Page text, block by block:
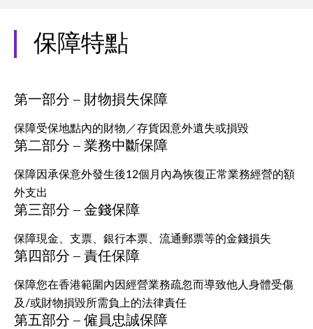
保障特點
第一部分 — 財物損失保障
保障受保地點內的財物／存貨因意外遺失或損毀
第二部分 — 業務中斷保障
保障因承保意外發生後12個月內為恢復正常業務經營的額
外支出
第三部分 — 金錢保障
保障現金、支票、銀行本票、流通郵票等的金錢損失
第四部分 — 責任保障
保障您在香港範圍內因經營業務疏忽而導致他人身體受傷
及/或財物損毀所需負上的法律責任
第五部分 — 僱員忠誠保障